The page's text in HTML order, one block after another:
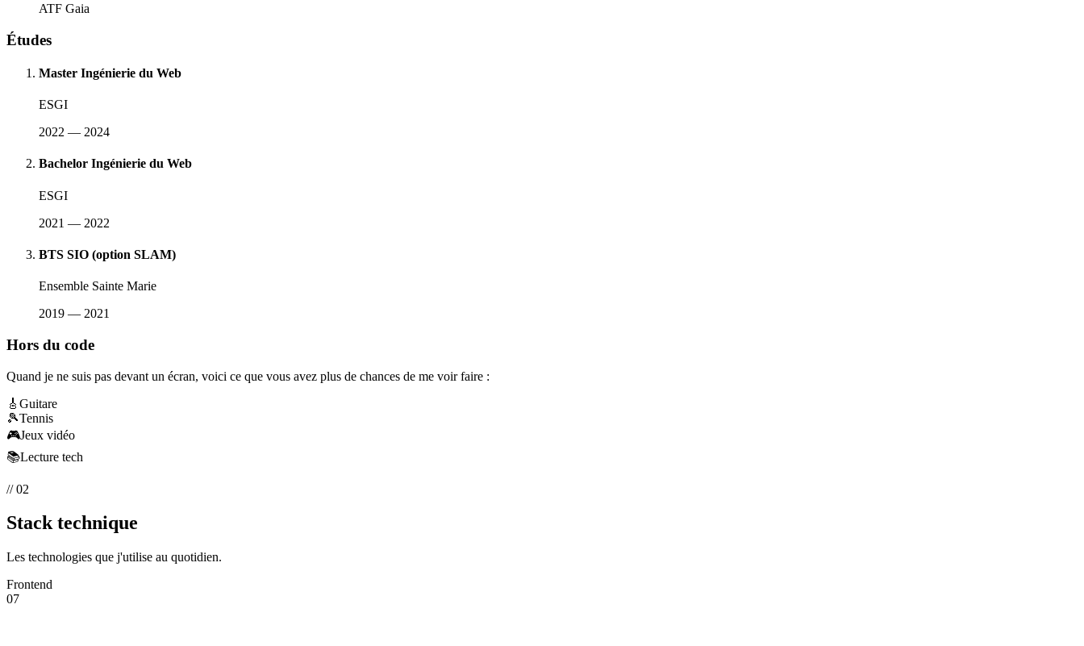
ATF Gaia
Études
Master Ingénierie du Web
ESGI
2022 — 2024
Bachelor Ingénierie du Web
ESGI
2021 — 2022
BTS SIO (option SLAM)
Ensemble Sainte Marie
2019 — 2021
Hors du code
Quand je ne suis pas devant un écran, voici ce que vous avez plus de chances de me voir faire :
🎸 Guitare
🎾Tennis
🎮Jeux vidéo
📚Lecture tech
// 02
Stack technique
Les technologies que j'utilise au quotidien.
Frontend
07